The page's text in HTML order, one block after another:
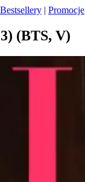
Bestsellery | Promocje
(BTS, V)